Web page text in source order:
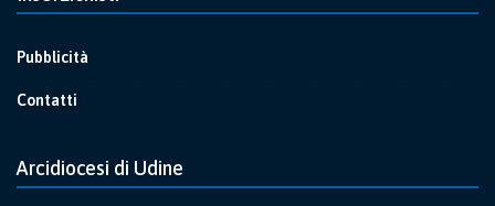
Pubblicità
Contatti
Arcidiocesi di Udine